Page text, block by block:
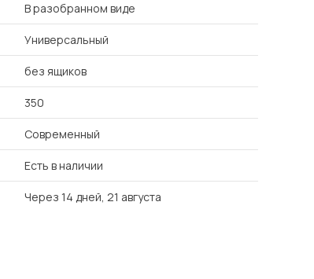
В разобранном виде
Универсальный
без ящиков
350
Современный
Есть в наличии
Через 14 дней, 21 августа